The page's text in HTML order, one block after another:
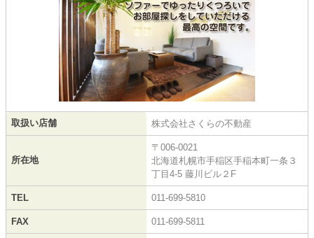
取扱い店舗 株式会社さくらの不動産
所在地
〒006-0021
北海道札幌市手稲区手稲本町一条３
丁目4-5 藤川ビル２F
TEL 011-699-5810
FAX 011-699-5811